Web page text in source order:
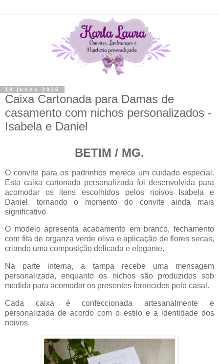
10 junho 2026
Caixa Cartonada para Damas de
casamento com nichos personalizados -
Isabela e Daniel
BETIM / MG.
O convite para os padrinhos merece um cuidado especial.
Esta caixa cartonada personalizada foi desenvolvida para
acomodar os itens escolhidos pelos noivos Isabela e
Daniel, tornando o momento do convite ainda mais
significativo.
O modelo apresenta acabamento em branco, fechamento
com fita de organza verde oliva e aplicação de flores secas,
criando uma composição delicada e elegante.
Na parte interna, a tampa recebe uma mensagem
personalizada, enquanto os nichos são produzidos sob
medida para acomodar os presentes fornecidos pelo casal.
Cada caixa é confeccionada artesanalmente e
personalizada de acordo com o estilo e a identidade dos
noivos.